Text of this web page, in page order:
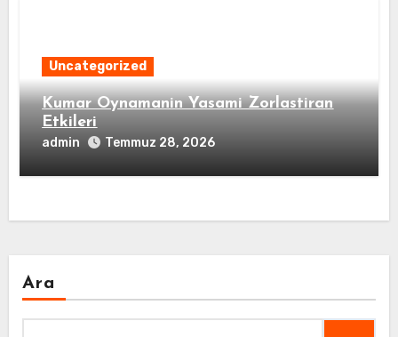
Uncategorized
Kumar Oynamanin Yasami Zorlastiran
Etkileri
admin Temmuz 28, 2026
Ara